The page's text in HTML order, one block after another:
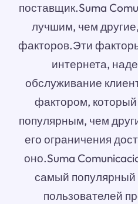
поставщик.Suma
лучшим, чем
факторов.Эти
интернета,
обслуживание
фактором,
популярным, чем
его ограничения
оно.Suma
самый популярный
пользователей